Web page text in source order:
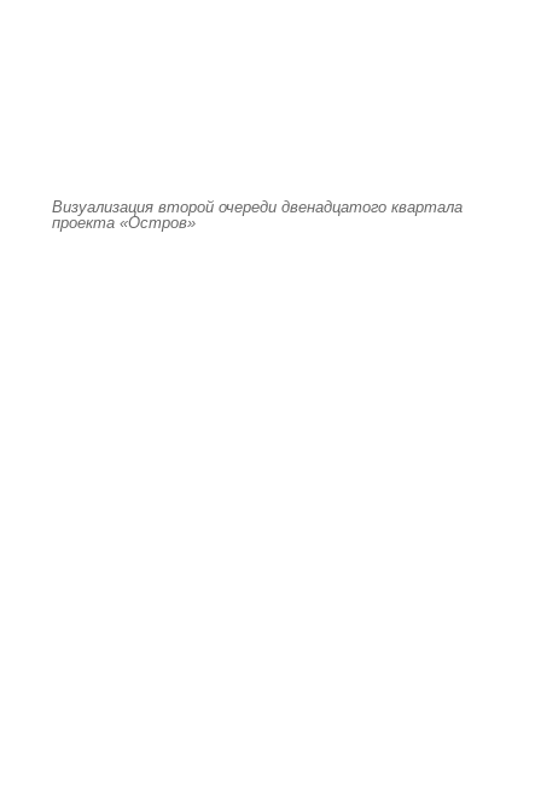
Визуализация второй очереди двенадцатого квартала
проекта «Остров»